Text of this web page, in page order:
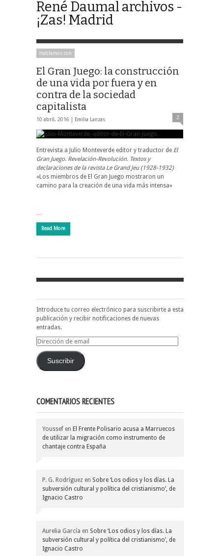
René Daumal archivos -
¡Zas! Madrid
Hablamos con
El Gran Juego: la construcción
de una vida por fuera y en
contra de la sociedad
capitalista
10 abril, 2016 | Emilia Lanzas 2
Entrevista a Julio Monteverde editor y traductor de El
Gran Juego. Revelación-Revolución. Textos y
declaraciones de la revista Le Grand Jeu (1928-1932)
«Los miembros de El Gran Juego mostraron un
camino para la creación de una vida más intensa»
Read More
Introduce tu correo electrónico para suscribirte a esta
publicación y recibir notificaciones de nuevas
entradas.
Dirección
emailSuscribir
COMENTARIOS RECIENTES
Youssef en El Frente Polisario acusa a Marruecos
de utilizar la migración como instrumento de
chantaje contra España
P. G. Rodríguez en Sobre ‘Los odios y los días. La
subversión cultural y política del cristianismo’, de
Ignacio Castro
Aurelia García en Sobre ‘Los odios y los días. La
subversión cultural y política del cristianismo’, de
Ignacio Castro